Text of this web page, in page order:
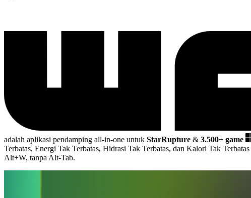
adalah aplikasi pendamping all-in-one untuk StarRupture & 3.500+ game
Terbatas, Energi Tak Terbatas, Hidrasi Tak Terbatas, dan Kalori Tak Terbatas
Alt+W, tanpa Alt-Tab.